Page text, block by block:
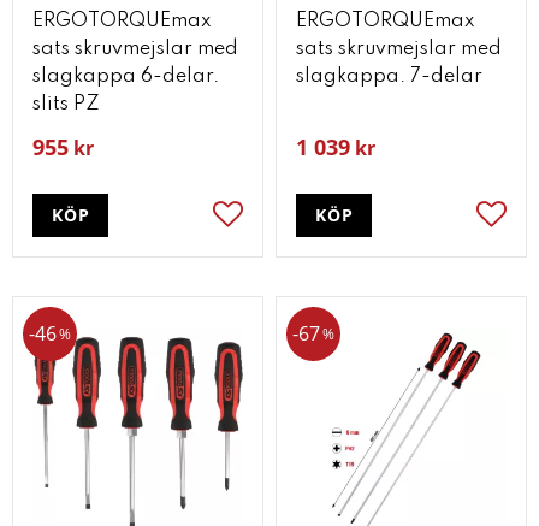
ERGOTORQUEmax
sats skruvmejslar med
slagkappa 6-delar.
slits PZ
955 kr
Lägg till i favoriter
KÖP
ERGOTORQUEmax
sats skruvmejslar med
slagkappa. 7-delar
1 039 kr
KÖP
46% 67%